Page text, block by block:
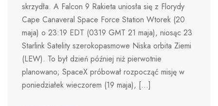
skrzydła. A Falcon 9 Rakieta uniosła się z Florydy
Cape Canaveral Space Force Station Wtorek (20
maja) o 23:19 EDT (0319 GMT 21 maja), niosąc 23
Starlink Satelity szerokopasmowe Niska orbita Ziemi
(LEW). To był dzień później niż pierwotnie
planowano; SpaceX próbował rozpocząć misję w
poniedziałek wieczorem (19 maja), […]